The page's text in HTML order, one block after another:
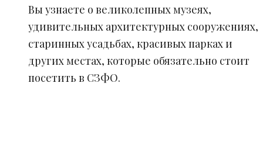
Вы узнаете о великолепных музеях,
удивительных архитектурных сооружениях,
старинных усадьбах, красивых парках и
других местах, которые обязательно стоит
посетить в СЗФО.